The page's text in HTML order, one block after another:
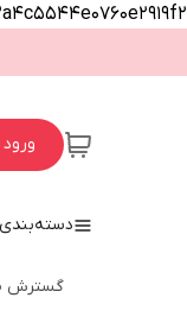
دسته‌بندی
گسترش